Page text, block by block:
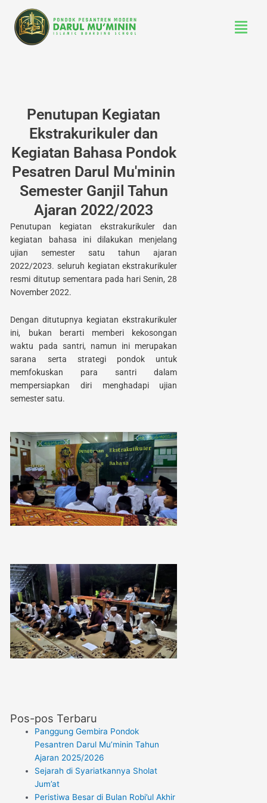
konten
Menu
Penutupan Kegiatan
Ekstrakurikuler dan
Kegiatan Bahasa Pondok
Pesatren Darul Mu'minin
Semester Ganjil Tahun
Ajaran 2022/2023
Penutupan kegiatan ekstrakurikuler dan
kegiatan bahasa ini dilakukan menjelang
ujian semester satu tahun ajaran
2022/2023. seluruh kegiatan ekstrakurikuler
resmi ditutup sementara pada hari Senin, 28
November 2022.
Dengan ditutupnya kegiatan ekstrakurikuler
ini, bukan berarti memberi kekosongan
waktu pada santri, namun ini merupakan
sarana serta strategi pondok untuk
memfokuskan para santri dalam
mempersiapkan diri menghadapi ujian
semester satu.
Pos-pos Terbaru
Panggung Gembira Pondok
Pesantren Darul Mu’minin Tahun
Ajaran 2025/2026
Sejarah di Syariatkannya Sholat
Jum’at
Peristiwa Besar di Bulan Robi’ul Akhir